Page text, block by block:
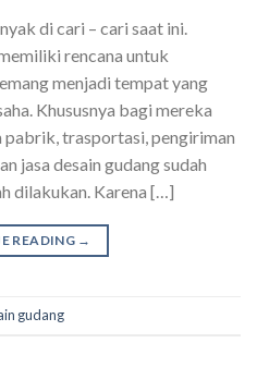
di cari – cari saat ini.
rencana untuk
menjadi tempat yang
Khususnya bagi mereka
pabrik, trasportasi, pengiriman
jasa desain gudang sudah
dilakukan. Karena […]
READING →
gudang